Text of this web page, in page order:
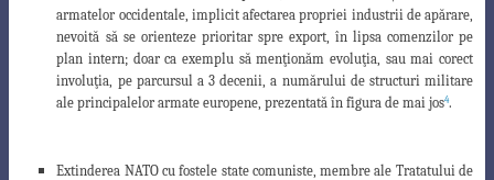
armatelor occidentale, implicit afectarea propriei industrii de apărare,
nevoită să se orienteze prioritar spre export, în lipsa comenzilor pe
plan intern; doar ca exemplu să menţionăm evoluţia, sau mai corect
involuţia, pe parcursul a 3 decenii, a numărului de structuri militare
ale principalelor armate europene, prezentată în figura de mai jos4.
Extinderea NATO cu fostele state comuniste, membre ale Tratatului de